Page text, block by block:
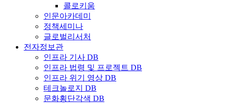
콜로키움
인문아카데미
정책세미나
글로벌리서처
전자정보관
인프라 기사 DB
인프라 법령 및 프로젝트 DB
인프라 위기 영상 DB
테크놀로지 DB
문화횡단각색 DB